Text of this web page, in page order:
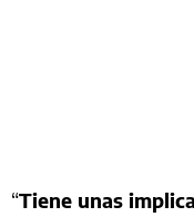
“Tiene unas